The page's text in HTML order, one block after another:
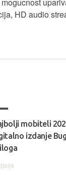
HD audio
mobiteli
izdanje